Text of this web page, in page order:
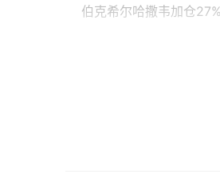
伯克希尔哈撒韦加仓
苹果持股2894万股，